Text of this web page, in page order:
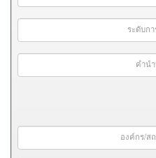
ระดับก
คำน
องค์กร/ส